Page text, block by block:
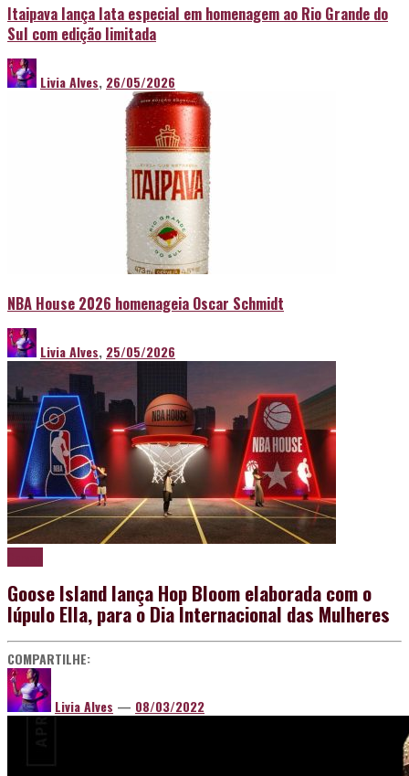
Itaipava lança lata especial em homenagem ao Rio Grande do
Sul com edição limitada
Livia Alves, 26/05/2026
NBA House 2026 homenageia Oscar Schmidt
Livia Alves, 25/05/2026
Goose Island lança Hop Bloom elaborada com o
lúpulo Ella, para o Dia Internacional das Mulheres
COMPARTILHE:
Livia Alves — 08/03/2022